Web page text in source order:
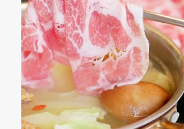
燒
肉！
左
營
美
食
推
薦
樂、
看
海
景，
享
受
質
感